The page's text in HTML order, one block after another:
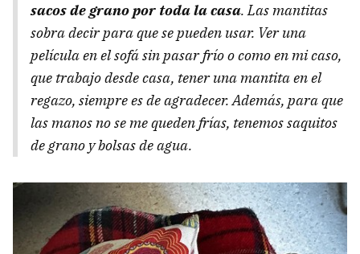
sacos de grano por toda la casa. Las mantitas
sobra decir para que se pueden usar. Ver una
película en el sofá sin pasar frío o como en mi caso,
que trabajo desde casa, tener una mantita en el
regazo, siempre es de agradecer. Además, para que
las manos no se me queden frías, tenemos saquitos
de grano y bolsas de agua.